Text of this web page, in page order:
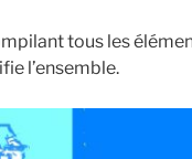
tous les
l’ensemble.